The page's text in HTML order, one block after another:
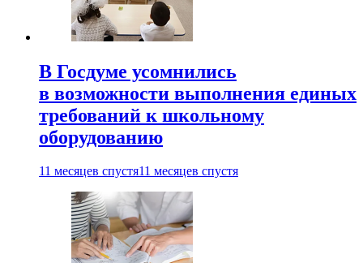
В Госдуме усомнились
в возможности выполнения единых
требований к школьному
оборудованию
11 месяцев спустя11 месяцев спустя